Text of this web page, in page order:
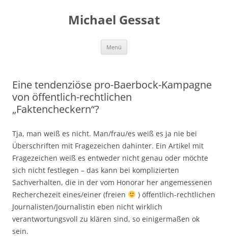
Michael Gessat
Menü
Eine tendenziöse pro-Baerbock-Kampagne
von öffentlich-rechtlichen
„Faktencheckern“?
Tja, man weiß es nicht. Man/frau/es weiß es ja nie bei
Überschriften mit Fragezeichen dahinter. Ein Artikel mit
Fragezeichen weiß es entweder nicht genau oder möchte
sich nicht festlegen – das kann bei komplizierten
Sachverhalten, die in der vom Honorar her angemessenen
Recherchezeit eines/einer (freien
) öffentlich-rechtlichen
Journalisten/Journalistin eben nicht wirklich
verantwortungsvoll zu klären sind, so einigermaßen ok
sein.